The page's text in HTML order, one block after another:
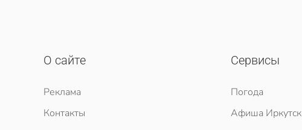
О сайте
Реклама
Контакты
Сервисы
Погода
Афиша Иркутск